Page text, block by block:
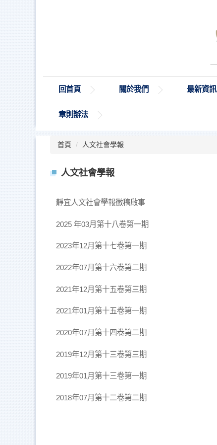
回首頁 關於我們 最新資訊
章則辦法
首頁 人文社會學報
人文社會學報
靜宜人文社會學報徵稿啟事
2025 年03月第十八卷第一期
2023年12月第十七卷第一期
2022年07月第十六卷第二期
2021年12月第十五卷第三期
2021年01月第十五卷第一期
2020年07月第十四卷第二期
2019年12月第十三卷第三期
2019年01月第十三卷第一期
2018年07月第十二卷第二期